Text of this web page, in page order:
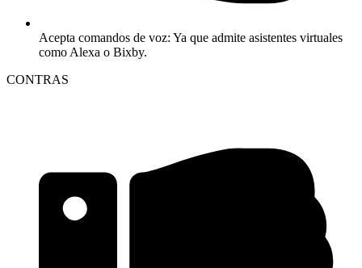
Acepta comandos de voz: Ya que admite asistentes virtuales
como Alexa o Bixby.
CONTRAS